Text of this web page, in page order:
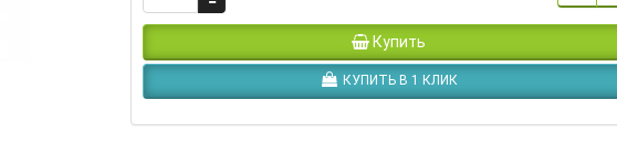
Купить
КУПИТЬ В 1 КЛИК